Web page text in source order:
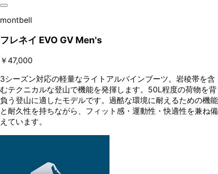
montbell
フレネイ EVO GV Men's
￥47,000
3シーズン対応の軽量なライトアルパインブーツ。岩稜帯を含
むテクニカルな登山で機能を発揮します。50L程度の荷物を背
負う登山に適したモデルです。過酷な環境に耐えるための機能
と耐久性を持ちながら、フィット感・運動性・快適性を兼ね備
えています。